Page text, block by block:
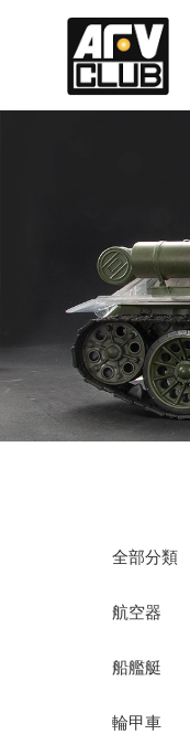
全部分類
航空器
船艦艇
輪甲車